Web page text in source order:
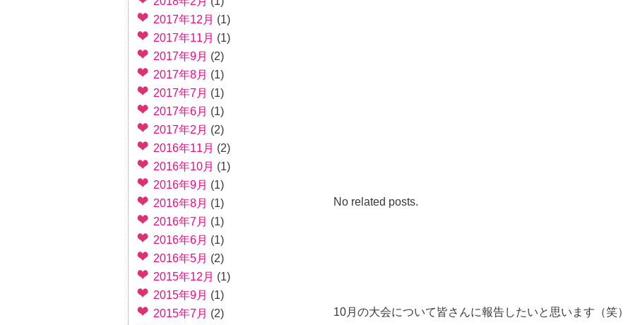
No related posts.
10月の大会について皆さんに報告したいと思います（笑）
2017年12月 (1)
2017年11月 (1)
2017年9月 (2)
2017年8月 (1)
2017年7月 (1)
2017年6月 (1)
2017年2月 (2)
2016年11月 (2)
2016年10月 (1)
2016年9月 (1)
2016年8月 (1)
2016年7月 (1)
2016年6月 (1)
2016年5月 (2)
2015年12月 (1)
2015年9月 (1)
2015年7月 (2)